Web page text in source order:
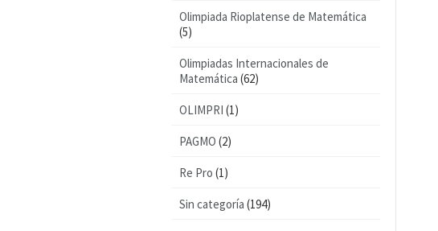
Olimpiada Rioplatense de Matemática
(5)
Olimpiadas Internacionales de
Matemática (62)
OLIMPRI (1)
PAGMO (2)
Re Pro (1)
Sin categoría (194)